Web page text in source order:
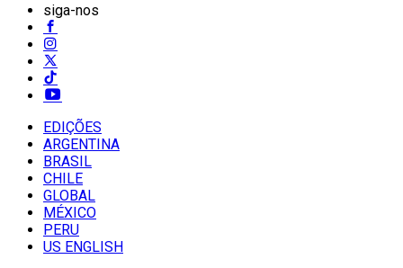
siga-nos
EDIÇÕES
ARGENTINA
BRASIL
CHILE
GLOBAL
MÉXICO
PERU
US ENGLISH